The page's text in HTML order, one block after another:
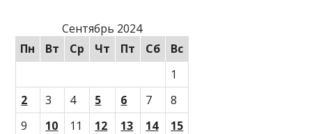
Сентябрь 2024
Пн
Вт Ср Чт Пт Сб
Вс
1
2
3 4 5 6 7
8
9
10 11 12 13 14
15